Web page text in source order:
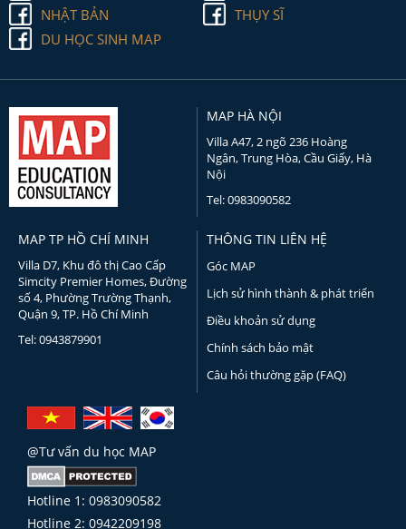
NHẬT BẢN
THỤY SĨ
DU HỌC SINH MAP
MAP HÀ NỘI
Villa A47, 2 ngõ 236 Hoàng
Ngân, Trung Hòa, Cầu Giấy, Hà
Nội
Tel: 0983090582
MAP TP HỒ CHÍ MINH
Villa D7, Khu đô thị Cao Cấp
Simcity Premier Homes, Đường
số 4, Phường Trường Thạnh,
Quận 9, TP. Hồ Chí Minh
Tel: 0943879901
THÔNG TIN LIÊN HỆ
Góc MAP
Lịch sử hình thành & phát triển
Điều khoản sử dụng
Chính sách bảo mật
Câu hỏi thường gặp (FAQ)
@Tư vấn du học MAP
Hotline 1: 0983090582
Hotline 2: 0942209198